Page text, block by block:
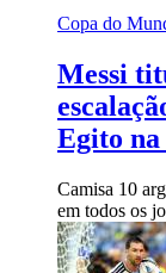
Copa do
Messi
Egito
Camisa 10
em todos os